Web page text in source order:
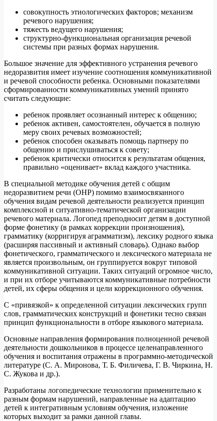
совокупность этиологических факторов; механизм
речевого нарушения;
тяжесть ведущего нарушения;
структурно-функциональная организация речевой
системы при разных формах нарушения.
Большое значение для эффективного устранения речевого
недоразвития имеет изучение соотношения коммуникативной
и речевой способности ребенка. Основными показателями
сформированности коммуникативных умений принято
считать следующие:
ребенок проявляет осознанный интерес к общению;
ребенок активен, самостоятелен, обучается в полную
меру своих речевых возможностей;
ребенок способен оказывать помощь партнеру по
общению и прислушиваться к совету;
ребенок критически относится к результатам общения,
правильно «оценивает» вклад каждого участника.
В специальной методике обучения детей с общим
недоразвитием речи (ОНР) помимо взаимосвязанного
обучения видам речевой деятельности реализуется принцип
комплексной и ситуативно-тематической организации
речевого материала. Логопед преподносит детям в доступной
форме фонетику (в рамках коррекции произношения),
грамматику (корригируя аграмматизм), лексику родного языка
(расширяя пассивный и активный словарь). Однако выбор
фонетического, грамматического и лексического материала не
является произвольным, он группируется вокруг типовой
коммуникативной ситуации. Таких ситуаций огромное число,
и при их отборе учитываются коммуникативные потребности
детей, их сферы общения и цели коррекционного обучения.
С «привязкой» к определенной ситуации лексических групп
слов, грамматических конструкций и фонетики тесно связан
принцип функциональности в отборе языкового материала.
Основные направления формирования полноценной речевой
деятельности дошкольников в процессе целенаправленного
обучения и воспитания отражены в программно-методической
литературе (С. А. Миронова, Т. Б. Филичева, Г. В. Чиркина, Н.
С. Жукова и др.).
Разработаны логопедические технологии применительно к
разным формам нарушений, направленные на адаптацию
детей к интегративным условиям обучения, изложение
которых выходит за рамки данной главы.